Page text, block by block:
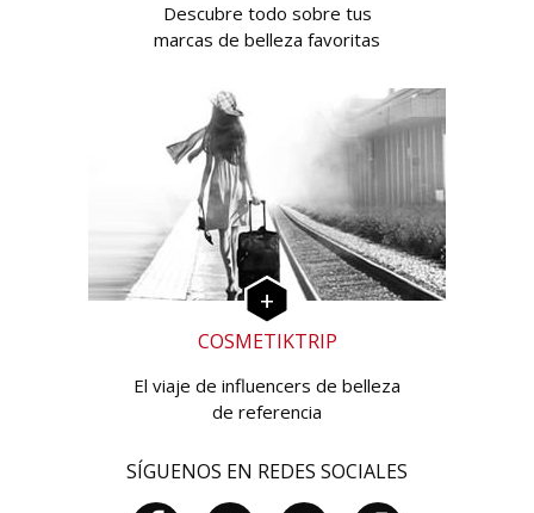
Descubre todo sobre tus
marcas de belleza favoritas
COSMETIKTRIP
El viaje de influencers de belleza
de referencia
SÍGUENOS EN REDES SOCIALES